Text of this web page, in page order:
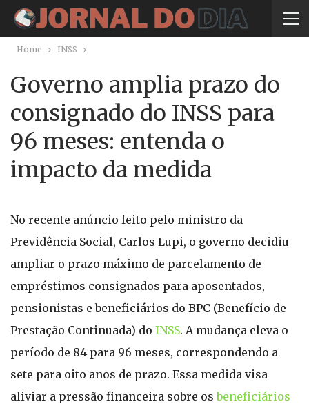
Home INSS
Governo amplia prazo do
consignado do INSS para
96 meses: entenda o
impacto da medida
No recente anúncio feito pelo ministro da
Previdência Social, Carlos Lupi, o governo decidiu
ampliar o prazo máximo de parcelamento de
empréstimos consignados para aposentados,
pensionistas e beneficiários do BPC (Benefício de
Prestação Continuada) do INSS. A mudança eleva o
período de 84 para 96 meses, correspondendo a
sete para oito anos de prazo. Essa medida visa
aliviar a pressão financeira sobre osbeneficiários